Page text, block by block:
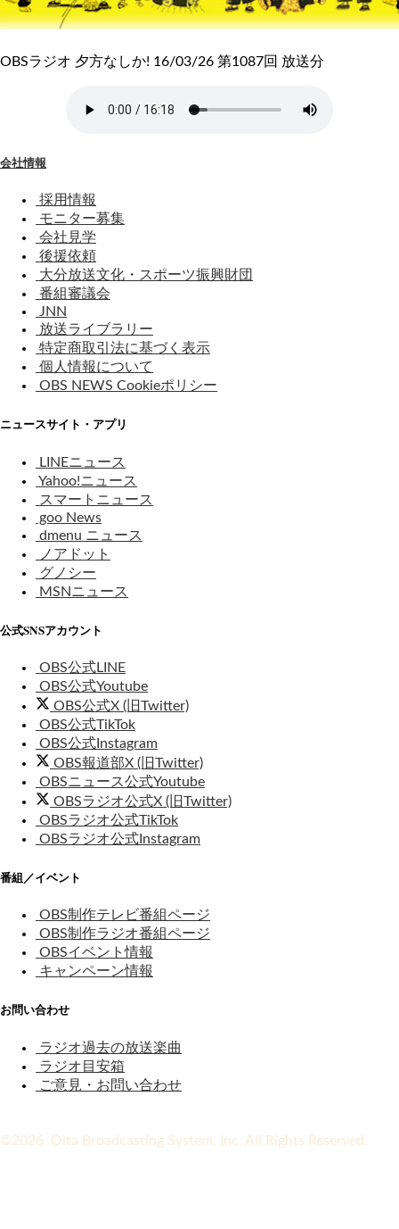
OBSラジオ 夕方なしか! 16/03/26 第1087回 放送分
会社情報
採用情報
モニター募集
会社見学
後援依頼
大分放送文化・スポーツ振興財団
番組審議会
JNN
放送ライブラリー
特定商取引法に基づく表示
個人情報について
OBS NEWS Cookieポリシー
ニュースサイト・アプリ
LINEニュース
Yahoo!ニュース
スマートニュース
goo News
dmenu ニュース
ノアドット
グノシー
MSNニュース
公式SNSアカウント
OBS公式LINE
OBS公式Youtube
OBS公式X (旧Twitter)
OBS公式TikTok
OBS公式Instagram
OBS報道部X (旧Twitter)
OBSニュース公式Youtube
OBSラジオ公式X (旧Twitter)
OBSラジオ公式TikTok
OBSラジオ公式Instagram
番組／イベント
OBS制作テレビ番組ページ
OBS制作ラジオ番組ページ
OBSイベント情報
キャンペーン情報
お問い合わせ
ラジオ過去の放送楽曲
ラジオ目安箱
ご意見・お問い合わせ
©2026 Oita Broadcasting System, Inc. All Rights Reserved.